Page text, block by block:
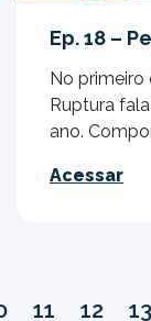
Ep. 18 –
No primeiro
Ruptura
ano.
Acessar
11 12 13